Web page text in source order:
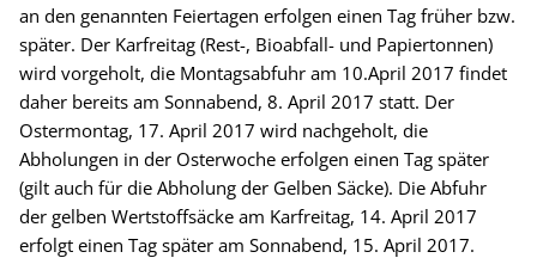
an den genannten Feiertagen erfolgen einen Tag früher bzw.
später. Der Karfreitag (Rest-, Bioabfall- und Papiertonnen)
wird vorgeholt, die Montagsabfuhr am 10.April 2017 findet
daher bereits am Sonnabend, 8. April 2017 statt. Der
Ostermontag, 17. April 2017 wird nachgeholt, die
Abholungen in der Osterwoche erfolgen einen Tag später
(gilt auch für die Abholung der Gelben Säcke). Die Abfuhr
der gelben Wertstoffsäcke am Karfreitag, 14. April 2017
erfolgt einen Tag später am Sonnabend, 15. April 2017.